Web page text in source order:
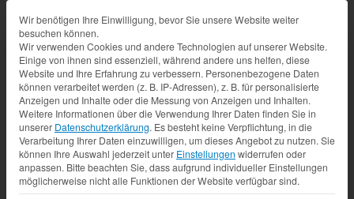
Datenschutz-Präferenz
Wir benötigen Ihre Einwilligung, bevor Sie unsere Website weiter
besuchen können.
Wir verwenden Cookies und andere Technologien auf unserer Website.
Einige von ihnen sind essenziell, während andere uns helfen, diese
Website und Ihre Erfahrung zu verbessern. Personenbezogene Daten
können verarbeitet werden (z. B. IP-Adressen), z. B. für personalisierte
Anzeigen und Inhalte oder die Messung von Anzeigen und Inhalten.
Weitere Informationen über die Verwendung Ihrer Daten finden Sie in
unserer Datenschutzerklärung. Es besteht keine Verpflichtung, in die
Verarbeitung Ihrer Daten einzuwilligen, um dieses Angebot zu nutzen. Sie
können Ihre Auswahl jederzeit unter Einstellungen widerrufen oder
anpassen. Bitte beachten Sie, dass aufgrund individueller Einstellungen
möglicherweise nicht alle Funktionen der Website verfügbar sind.